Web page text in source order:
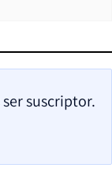
suscriptor.